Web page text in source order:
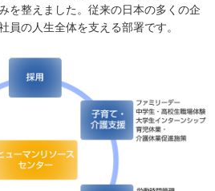
を整えました。従来の日本の多くの企
員の人生全体を支える部署です。